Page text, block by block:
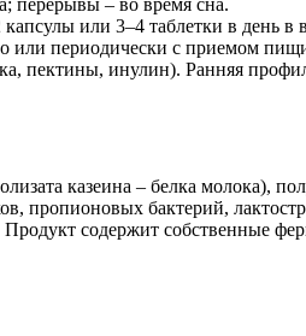
перерывы – во время сна.
или 3–4 таблетки в день
или периодически с приемом
пектины, инулин). Ранняя
казеина – белка молока),
пропионовых бактерий,
содержит собственные